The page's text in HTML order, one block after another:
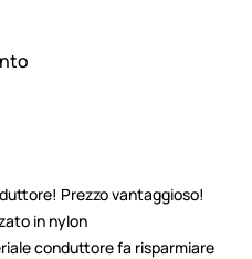
Prezzo vantaggioso!
in nylon
conduttore fa risparmiare